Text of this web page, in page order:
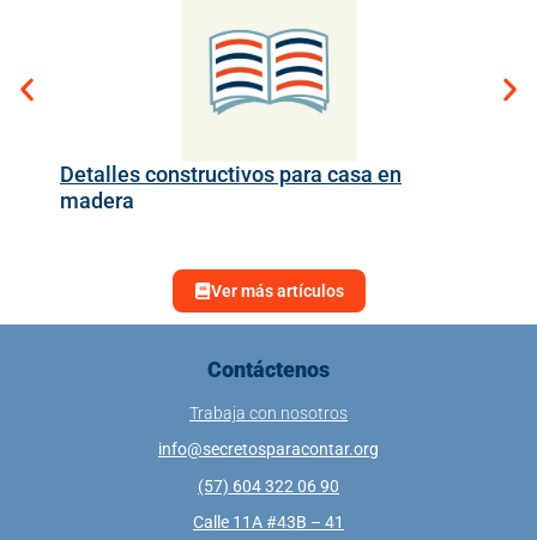
Detalles constructivos para casa en
madera
Ver más artículos
Contáctenos
Trabaja con nosotros
info@secretosparacontar.org
(57) 604 322 06 90
Calle 11A #43B – 41